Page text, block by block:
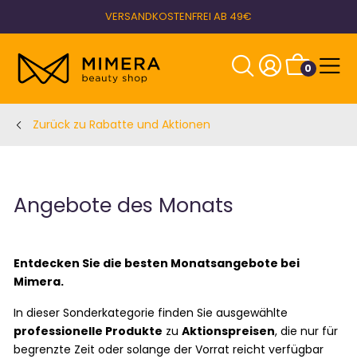
VERSANDKOSTENFREI AB 49€
0
Zurück zu Rabatte und Aktionen
Angebote des Monats
Entdecken Sie die besten Monatsangebote bei
Mimera.
In dieser Sonderkategorie finden Sie ausgewählte
professionelle Produkte zuAktionspreisen, die nur für
begrenzte Zeit oder solange der Vorrat reicht verfügbar